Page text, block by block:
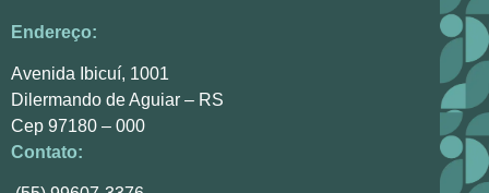
Endereço:
Avenida Ibicuí, 1001
Dilermando de Aguiar – RS
Cep 97180 – 000
Contato: